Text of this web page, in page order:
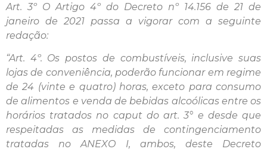
Art. 3º O Artigo 4º do Decreto nº 14.156 de 21 de
janeiro de 2021 passa a vigorar com a seguinte
redação:
“Art. 4º. Os postos de combustíveis, inclusive suas
lojas de conveniência, poderão funcionar em regime
de 24 (vinte e quatro) horas, exceto para consumo
de alimentos e venda de bebidas alcoólicas entre os
horários tratados no caput do art. 3° e desde que
respeitadas as medidas de contingenciamento
tratadas no ANEXO I, ambos, deste Decreto